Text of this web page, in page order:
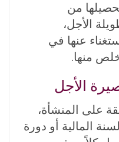
من
الأجل،
عنها في
منها.
الأجل
على المنشأة،
المالية أو دورة